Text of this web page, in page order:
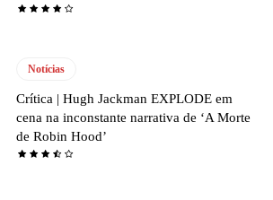
Notícias
Crítica | Hugh Jackman EXPLODE em
cena na inconstante narrativa de ‘A Morte
de Robin Hood’